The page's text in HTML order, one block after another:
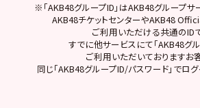
※「AKB48グループID」はAKB48グループ
AKB48チケットセンターやAKB48
ご利用いただける共通のIDで
すでに他サービスにて「AKB48グ
ご利用いただいておりますお
同じ「AKB48グループID/パスワード」でロ